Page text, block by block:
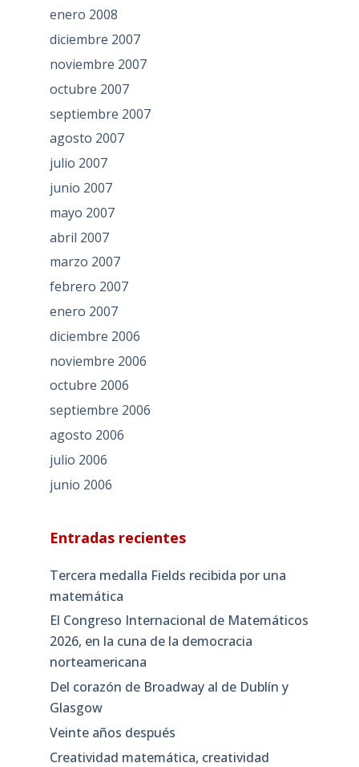
enero 2008
diciembre 2007
noviembre 2007
octubre 2007
septiembre 2007
agosto 2007
julio 2007
junio 2007
mayo 2007
abril 2007
marzo 2007
febrero 2007
enero 2007
diciembre 2006
noviembre 2006
octubre 2006
septiembre 2006
agosto 2006
julio 2006
junio 2006
Entradas recientes
Tercera medalla Fields recibida por una
matemática
El Congreso Internacional de Matemáticos
2026, en la cuna de la democracia
norteamericana
Del corazón de Broadway al de Dublín y
Glasgow
Veinte años después
Creatividad matemática, creatividad